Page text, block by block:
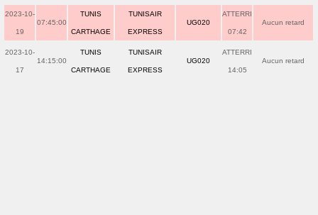
2023-10-
19
07:45:00
TUNIS
CARTHAGE
TUNISAIR
EXPRESS
UG020
ATTERRI
07:42
Aucun retard
2023-10-
17
14:15:00
TUNIS
CARTHAGE
TUNISAIR
EXPRESS
UG020
ATTERRI
14:05
Aucun retard